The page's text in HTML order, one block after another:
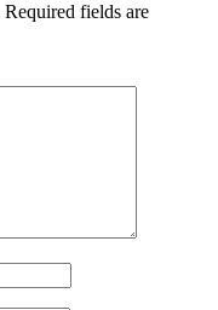
Required fields are